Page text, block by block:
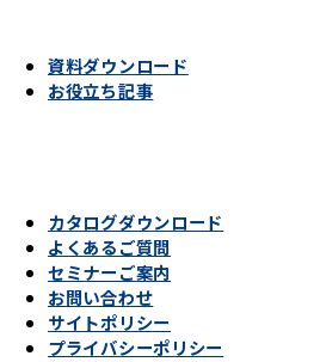
資料ダウンロード
お役立ち記事
カタログダウンロード
よくあるご質問
セミナーご案内
お問い合わせ
サイトポリシー
プライバシーポリシー